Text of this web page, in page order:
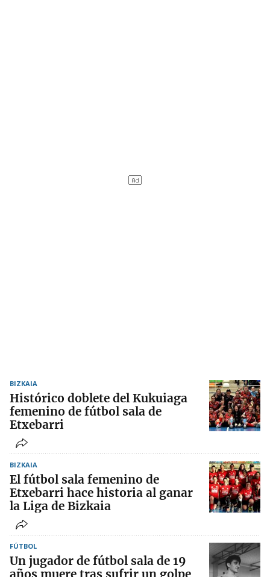
BIZKAIA
Histórico doblete del Kukuiaga
femenino de fútbol sala de
Etxebarri
BIZKAIA
El fútbol sala femenino de
Etxebarri hace historia al ganar
la Liga de Bizkaia
FÚTBOL
Un jugador de fútbol sala de 19
años muere tras sufrir un golpe